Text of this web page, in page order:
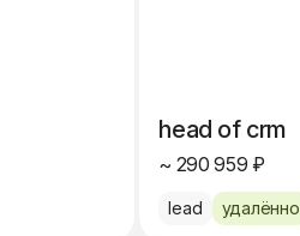
head of crm
~ 290 959 ₽
lead удалённо